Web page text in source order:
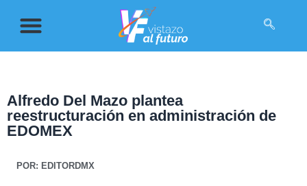
Alfredo Del Mazo plantea
reestructuración en administración de
EDOMEX
POR: EDITORDMX